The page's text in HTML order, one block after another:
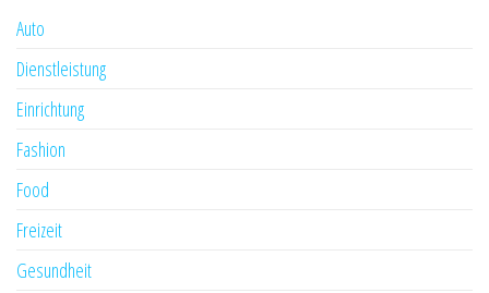
Auto
Dienstleistung
Einrichtung
Fashion
Food
Freizeit
Gesundheit